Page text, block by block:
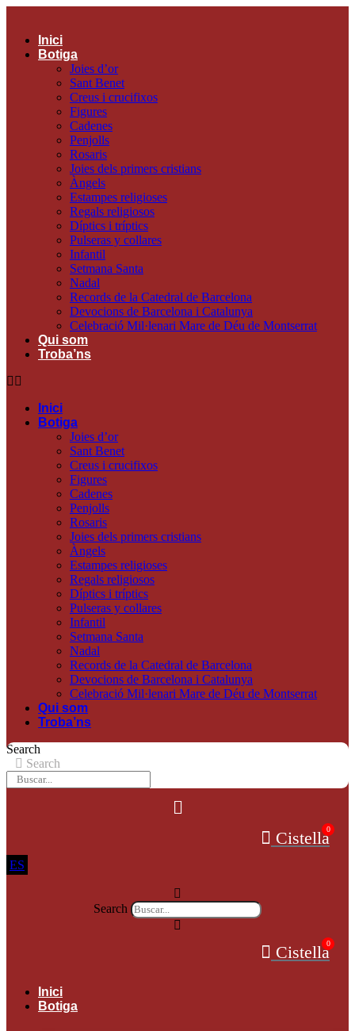
contingutInici
Botiga
Joies d’or
Sant Benet
Creus i crucifixos
Figures
Cadenes
Penjolls
Rosaris
Joies dels primers cristians
Àngels
Estampes religioses
Regals religiosos
Díptics i tríptics
Pulseras y collares
Infantil
Setmana Santa
Nadal
Records de la Catedral de Barcelona
Devocions de Barcelona i Catalunya
Celebració Mil·lenari Mare de Déu de Montserrat
Qui som
Troba’ns
Inici
Botiga
Joies d’or
Sant Benet
Creus i crucifixos
Figures
Cadenes
Penjolls
Rosaris
Joies dels primers cristians
Àngels
Estampes religioses
Regals religiosos
Díptics i tríptics
Pulseras y collares
Infantil
Setmana Santa
Nadal
Records de la Catedral de Barcelona
Devocions de Barcelona i Catalunya
Celebració Mil·lenari Mare de Déu de Montserrat
Qui som
Troba’ns
Search
Search
0
Cistella
ES
Search
0
Cistella
Inici
Botiga